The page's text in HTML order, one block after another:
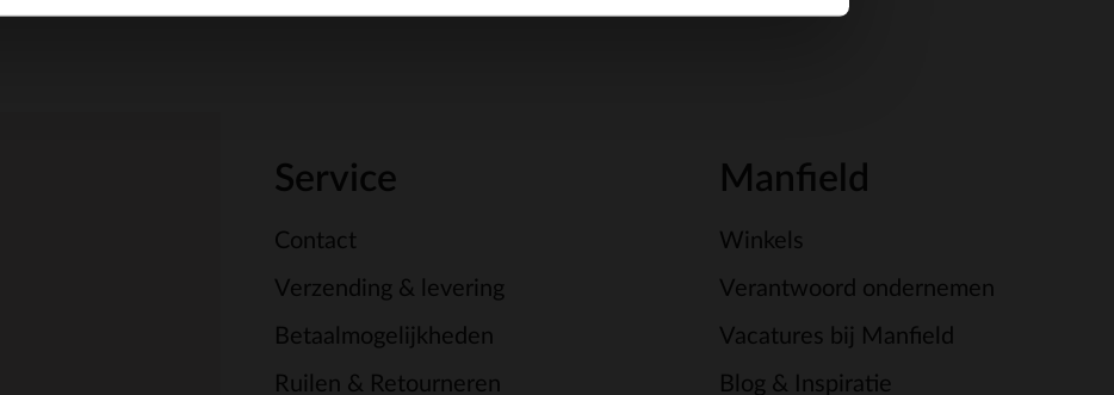
Service
Contact
Verzending & levering
Betaalmogelijkheden
Ruilen & Retourneren
Manfield
Winkels
Verantwoord ondernemen
Vacatures bij Manfield
Blog & Inspiratie